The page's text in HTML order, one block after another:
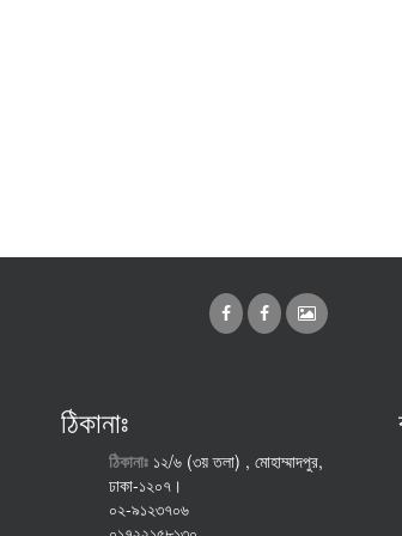
ঠিকানাঃ
ঠিকানাঃ ১২/৬ (৩য় তলা) , মোহাম্মাদপুর,
ঢাকা-১২০৭।
০২-৯১২৩৭০৬